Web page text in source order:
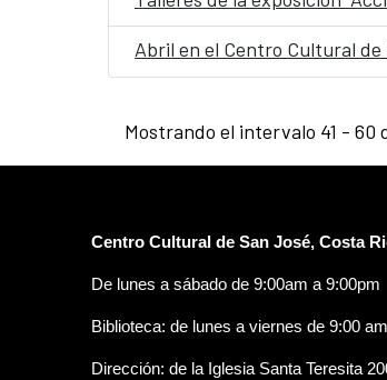
Abril en el Centro Cultural de
Mostrando el intervalo 41 - 60
Centro Cultural de San José, Costa
De lunes a sábado de 9:00am a 9:00pm
Biblioteca: de lunes a viernes de 9:00
Dirección: de la Iglesia Santa Teresita